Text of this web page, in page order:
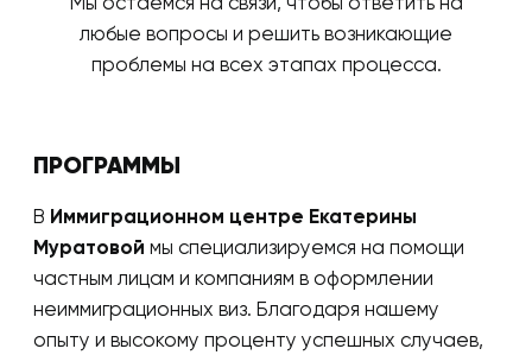
Мы остаемся на связи, чтобы ответить на
любые вопросы и решить возникающие
проблемы на всех этапах процесса.
ПРОГРАММЫ
В Иммиграционном центре Екатерины
Муратовой мы специализируемся на помощи
частным лицам и компаниям в оформлении
неиммиграционных виз. Благодаря нашему
опыту и высокому проценту успешных случаев,